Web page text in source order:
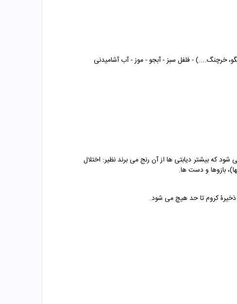
خرچنگ....)- فلفل سبز- آبجو- موز- آب آشامیدنی
شود که بیشتر دیابتی ها از آن رنج می برند نظیر: اختلال
بازوها و دست ها.
کروم تا حد هیچ می شود.